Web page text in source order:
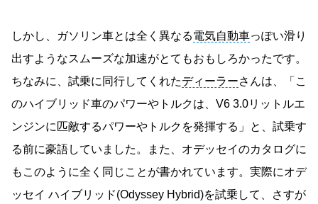
しかし、ガソリン車とは全く異なる電気自動車っぽい滑り
出すようなスムーズな加速がとてもおもしろかったです。
ちなみに、試乗に同行してくれたディーラーさんは、「こ
のハイブリッド車のパワーやトルクは、V6 3.0リットルエ
ンジンに匹敵するパワーやトルクを発揮する」と、試乗す
る前に豪語していました。また、オデッセイのカタログに
もこのように全く同じことが書かれています。実際にオデ
ッセイ ハイブリッド(Odyssey Hybrid)を試乗して、さすが